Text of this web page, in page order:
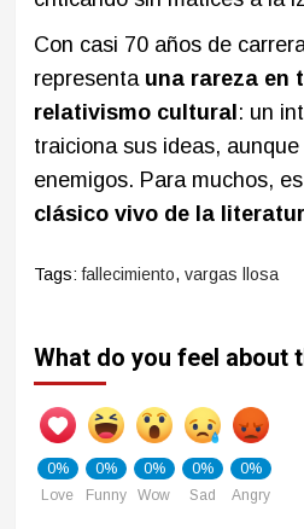
Con casi 70 años de
representa una rareza en
relativismo cultural : un
traiciona sus ideas,
enemigos. Para muchos, es
clásico vivo de la
Tags:fallecimiento, vargas llosa
What do you feel about
0%
Love
0%
Funny
0%
Wow
0%
Sad
0%
Angry